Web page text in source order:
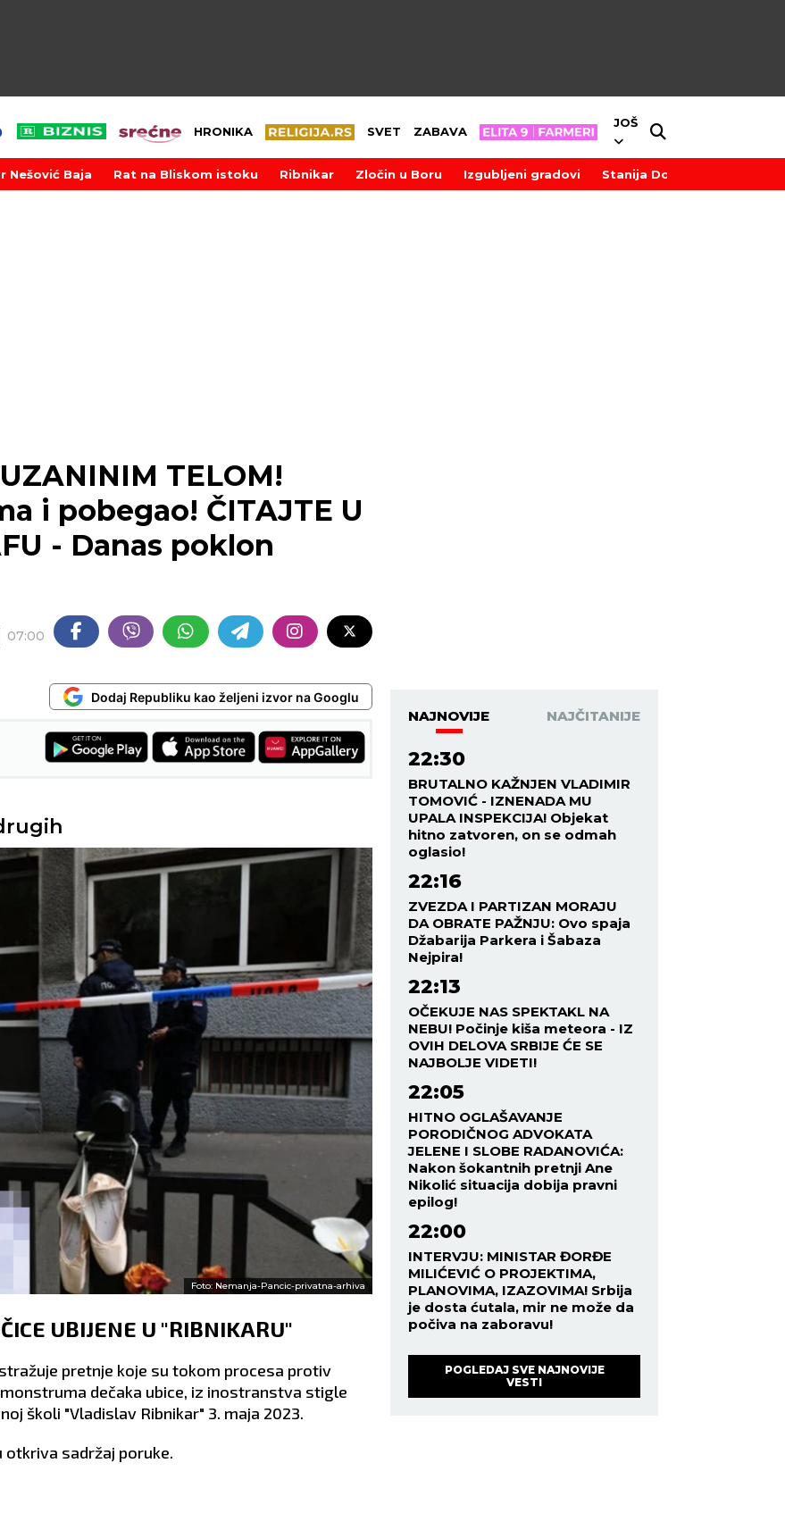
HRONIKA SVET ZABAVA
JOŠ
Nešović Baja Rat na Bliskom istoku Ribnikar Zločin u Boru Izgubljeni gradovi Stanija Dobrojević
TELOM!
i pobegao! ČITAJTE U
- Danas poklon
07:00
Dodaj Republiku kao željeni izvor na Googlu
Foto: Nemanja-Pancic-privatna-arhiva
UBIJENE U "RIBNIKARU"
pretnje koje su tokom procesa protiv
dečaka ubice, iz inostranstva stigle
školi "Vladislav Ribnikar" 3. maja 2023.
sadržaj poruke.
NAJNOVIJE NAJČITANIJE
22:30
BRUTALNO KAŽNJEN VLADIMIR
TOMOVIĆ - IZNENADA MU
UPALA INSPEKCIJA! Objekat
hitno zatvoren, on se odmah
oglasio!
22:16
ZVEZDA I PARTIZAN MORAJU
DA OBRATE PAŽNJU: Ovo spaja
Džabarija Parkera i Šabaza
Nejpira!
22:13
OČEKUJE NAS SPEKTAKL NA
NEBU! Počinje kiša meteora - IZ
OVIH DELOVA SRBIJE ĆE SE
NAJBOLJE VIDETI!
22:05
HITNO OGLAŠAVANJE
PORODIČNOG ADVOKATA
JELENE I SLOBE RADANOVIĆA:
Nakon šokantnih pretnji Ane
Nikolić situacija dobija pravni
epilog!
22:00
INTERVJU: MINISTAR ĐORĐE
MILIĆEVIĆ O PROJEKTIMA,
PLANOVIMA, IZAZOVIMA! Srbija
je dosta ćutala, mir ne može da
počiva na zaboravu!
POGLEDAJ SVE NAJNOVIJE
VESTI